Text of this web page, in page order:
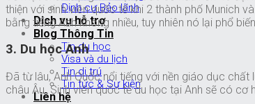
Định cư Bảo lãnh
Dịch vụ hỗ trợ
Blog Thông Tin
Tin du học
Visa và du lịch
Tin di trú
Tin tức & Sự kiện
Liên hệ
thiện với sinh viên quốc tế khi 2 thành phố Munich
bằng tiếng Anh không nhiều, tuy nhiên nó lại phổ
3. Du học Anh
Đã từ lâu, Anh Quốc nổi tiếng với nền giáo dục
châu Âu. Sinh viên quốc tế du học tại Anh sẽ có